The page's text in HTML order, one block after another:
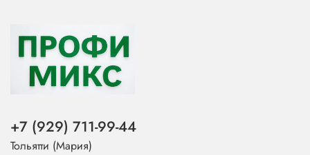
+7 (929) 711-99-44
Тольятти (Мария)